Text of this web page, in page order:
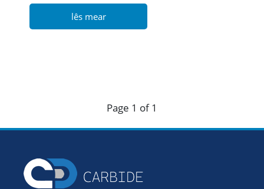
lês mear
Page 1 of 1